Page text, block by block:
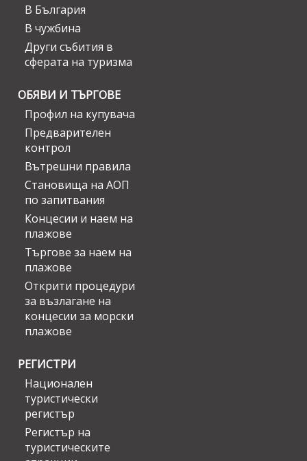
В България
В чужбина
Други събития в
сферата на туризма
ОБЯВИ И ТЪРГОВЕ
Профил на купувача
Предварителен
контрол
Вътрешни правила
Становища на АОП
по запитвания
Концесии и наем на
плажове
Търгове за наем на
плажове
Открити процедури
за възлагане на
концесии за морски
плажове
РЕГИСТРИ
Национален
туристически
регистър
Регистър на
туристическите